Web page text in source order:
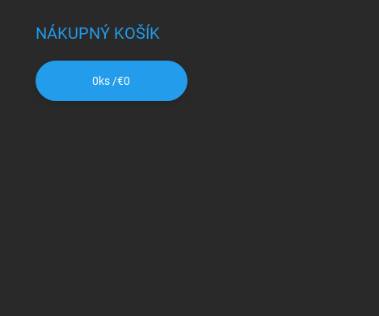
NÁKUPNÝ KOŠÍK
0ks /€0